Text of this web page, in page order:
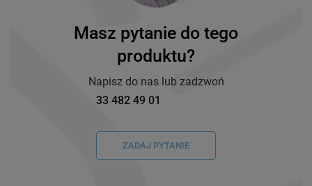
Masz pytanie do tego
produktu?
Napisz do nas lub zadzwoń
33 482 49 01
ZADAJ PYTANIE